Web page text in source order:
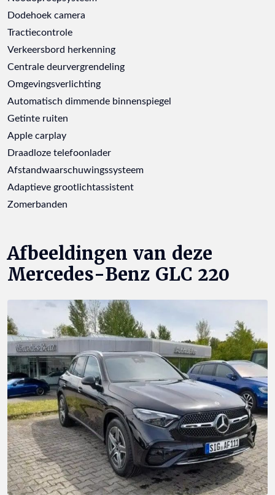
Dodehoek camera
Tractiecontrole
Verkeersbord herkenning
Centrale deurvergrendeling
Omgevingsverlichting
Automatisch dimmende binnenspiegel
Getinte ruiten
Apple carplay
Draadloze telefoonlader
Afstandwaarschuwingssysteem
Adaptieve grootlichtassistent
Zomerbanden
Afbeeldingen van deze
Mercedes-Benz GLC 220